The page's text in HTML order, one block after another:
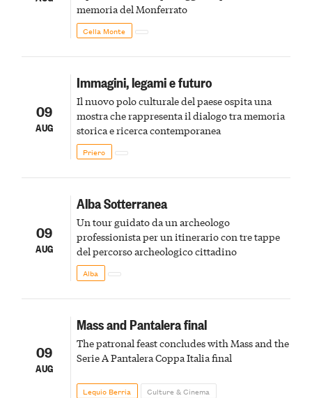
memoria del Monferrato
Cella Monte
09
AUG
Immagini, legami e futuro
Il nuovo polo culturale del paese ospita una
mostra che rappresenta il dialogo tra memoria
storica e ricerca contemporanea
Priero
09
AUG
Alba Sotterranea
Un tour guidato da un archeologo
professionista per un itinerario con tre tappe
del percorso archeologico cittadino
Alba
09
AUG
Mass and Pantalera final
The patronal feast concludes with Mass and the
Serie A Pantalera Coppa Italia final
Lequio Berria Culture & Cinema